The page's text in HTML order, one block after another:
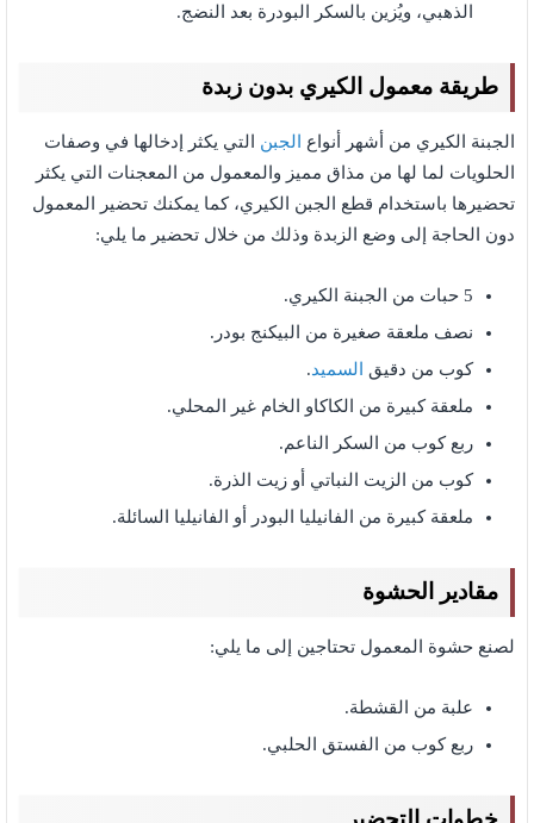
الذهبي، ويُزين بالسكر البودرة بعد النضج.
طريقة معمول الكيري بدون زبدة
الجبنة الكيري من أشهر أنواع الجبن التي يكثر إدخالها في وصفات
الحلويات لما لها من مذاق مميز والمعمول من المعجنات التي يكثر
تحضيرها باستخدام قطع الجبن الكيري، كما يمكنك تحضير المعمول
دون الحاجة إلى وضع الزبدة وذلك من خلال تحضير ما يلي:
5 حبات من الجبنة الكيري.
نصف ملعقة صغيرة من البيكنج بودر.
كوب من دقيق
السميد.
ملعقة كبيرة من الكاكاو الخام غير المحلي.
ربع كوب من السكر الناعم.
كوب من الزيت النباتي أو زيت الذرة.
ملعقة كبيرة من الفانيليا البودر أو الفانيليا السائلة.
مقادير الحشوة
لصنع حشوة المعمول تحتاجين إلى ما يلي:
علبة من القشطة.
ربع كوب من الفستق الحلبي.